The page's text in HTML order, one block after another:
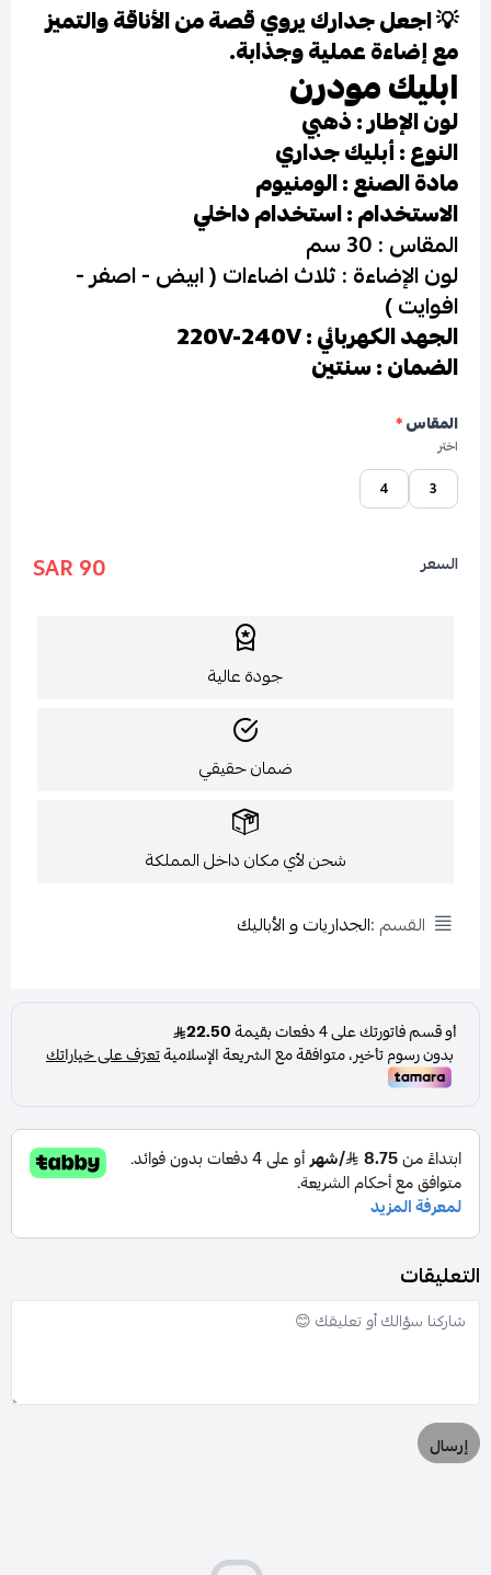
💡 اجعل جدارك يروي قصة من الأناقة والتميز
مع إضاءة عملية وجذابة.
ابليك مودرن
لون الإطار : ذهبي
النوع : أبليك جداري
مادة الصنع : الومنيوم
الاستخدام : استخدام داخلي
المقاس : 30 سم
لون الإضاءة : ثلاث اضاءات ( ابيض - اصفر -
افوايت )
الجهد الكهربائي : 220V-240V
الضمان : سنتين
المقاس*
اختر
3
4
السعر 90 SAR
جودة عالية
ضمان حقيقي
شحن لأي مكان داخل المملكة
القسم : الجداريات و الأباليك
التعليقات
إرسال